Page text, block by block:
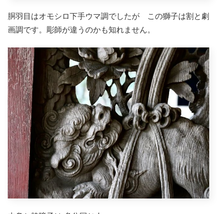
胴羽目はオモシロ下手ウマ調でしたが この獅子は割と劇
画調です。彫師が違うのかも知れません。